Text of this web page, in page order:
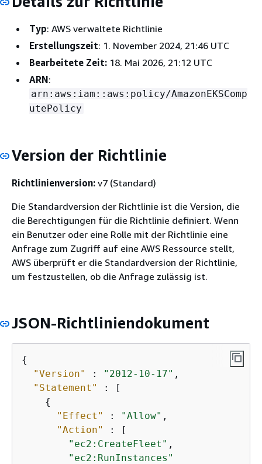
Typ: AWS verwaltete Richtlinie
Erstellungszeit: 1. November 2024, 21:46 UTC
Bearbeitete Zeit: 18. Mai 2026, 21:12 UTC
ARN:
arn:aws:iam::aws:policy/AmazonEKSComp
utePolicy
Version der Richtlinie
Richtlinienversion: v7 (Standard)
Die Standardversion der Richtlinie ist die Version, die
die Berechtigungen für die Richtlinie definiert. Wenn
ein Benutzer oder eine Rolle mit der Richtlinie eine
Anfrage zum Zugriff auf eine AWS Ressource stellt,
AWS überprüft er die Standardversion der Richtlinie,
um festzustellen, ob die Anfrage zulässig ist.
JSON-Richtliniendokument
{
"Version"
: "2012-10-17" ,
"Statement"
: [
{
"Effect"
: "Allow" ,
"Action"
: [
"ec2:CreateFleet" ,
"ec2:RunInstances"